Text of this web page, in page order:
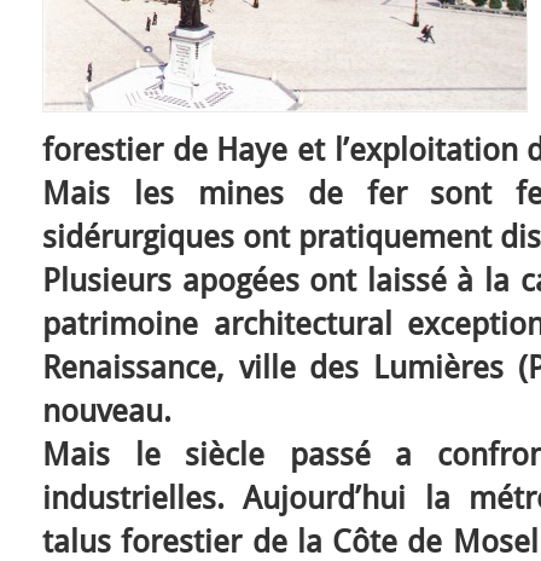
forestier de Haye et l’exploitation
Mais les mines de fer sont
sidérurgiques ont pratiquement
Plusieurs apogées ont laissé à la
patrimoine architectural
Renaissance, ville des Lumières
nouveau.
Mais le siècle passé a
industrielles. Aujourd’hui la
talus forestier de la Côte de